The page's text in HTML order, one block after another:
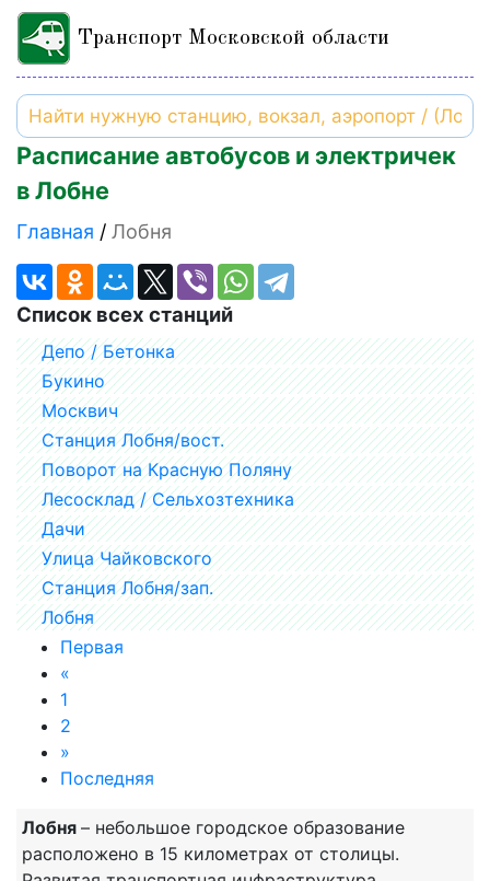
Транспорт Московской области
Расписание автобусов и электричек
в Лобне
Главная Лобня
Список всех станций
Депо / Бетонка
Букино
Москвич
Станция Лобня/вост.
Поворот на Красную Поляну
Лесосклад / Сельхозтехника
Дачи
Улица Чайковского
Станция Лобня/зап.
Лобня
Первая
«
1
2
»
Последняя
Лобня – небольшое городское образование
расположено в 15 километрах от столицы.